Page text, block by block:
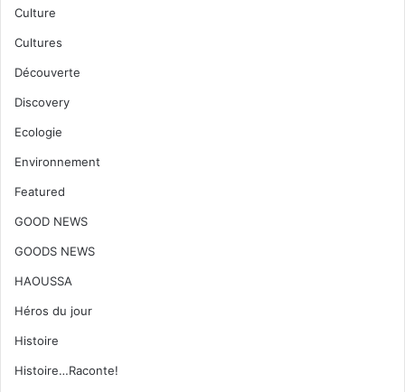
Culture
Cultures
Découverte
Discovery
Ecologie
Environnement
Featured
GOOD NEWS
GOODS NEWS
HAOUSSA
Héros du jour
Histoire
Histoire…Raconte!